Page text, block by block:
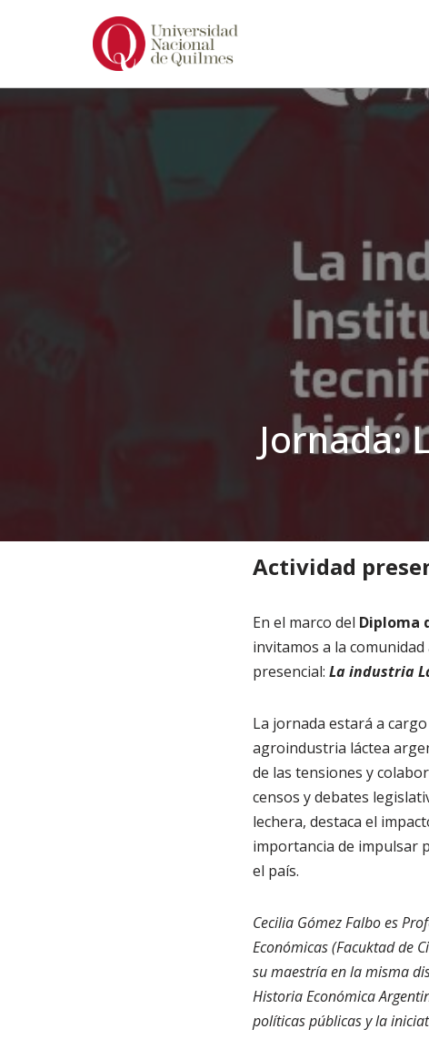
Jornada:
Actividad
En el marco del Diploma
invitamos a la
presencial: La industria
La jornada estará a
agroindustria láctea
de las tensiones y
censos y debates
lechera, destaca el
importancia de impulsar
el país.
Cecilia Gómez Falbo es
Económicas (Facuktad de
su maestría en la misma
Historia Económica
políticas públicas y la